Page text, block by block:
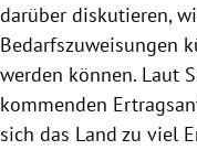
darüber diskutieren,
Bedarfszuweisungen
werden können. Laut
kommenden
sich das Land zu viel